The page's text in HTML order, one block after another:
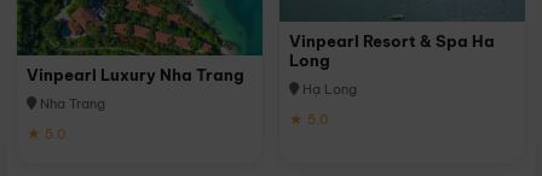
Vinpearl Luxury Nha Trang
Nha Trang
★ 5.0
Vinpearl Resort & Spa Ha
Long
Hạ Long
★ 5.0